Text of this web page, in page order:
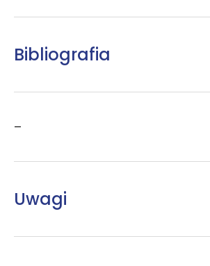
Bibliografia
–
Uwagi